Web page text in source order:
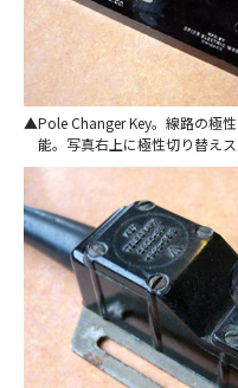
Pole Changer Key。線路の極
能。写真右上に極性切り替えス